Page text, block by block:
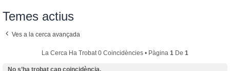
Temes actius
Ves a la cerca avançada
La Cerca Ha Trobat 0 Coincidències • Pàgina 1 De 1
No s’ha trobat cap coincidència.